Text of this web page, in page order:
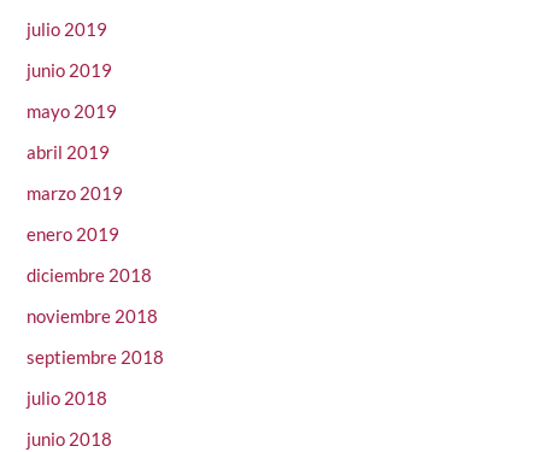
julio 2019
junio 2019
mayo 2019
abril 2019
marzo 2019
enero 2019
diciembre 2018
noviembre 2018
septiembre 2018
julio 2018
junio 2018